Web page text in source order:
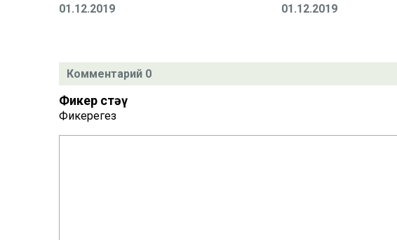
01.12.2019 01.12.2019
Комментарий 0
Фикер өстәү
Фикерегез